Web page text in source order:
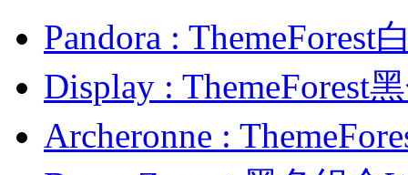
Pandora : ThemeForest
Display : ThemeForest
Archeronne :